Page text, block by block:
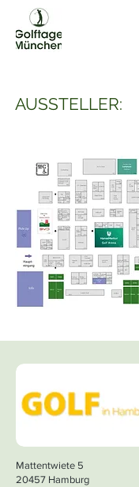
AUSSTELLER:
Mattentwiete 5
20457 Hamburg